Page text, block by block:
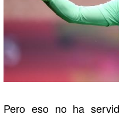
Pero eso no ha